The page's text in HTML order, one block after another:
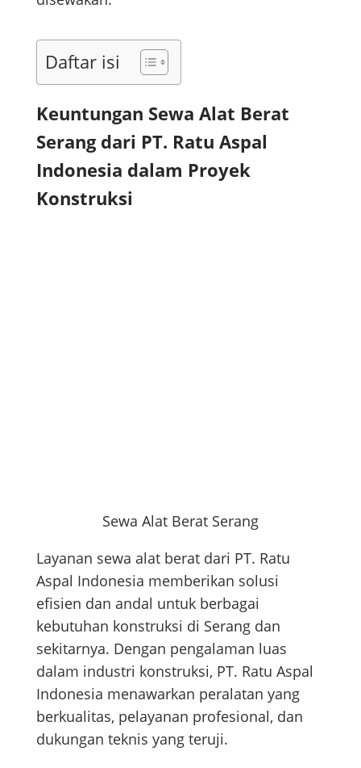
Daftar isi
Keuntungan Sewa Alat Berat
Serang dari PT. Ratu Aspal
Indonesia dalam Proyek
Konstruksi
Sewa Alat Berat Serang
Layanan sewa alat berat dari PT. Ratu
Aspal Indonesia memberikan solusi
efisien dan andal untuk berbagai
kebutuhan konstruksi di Serang dan
sekitarnya. Dengan pengalaman luas
dalam industri konstruksi, PT. Ratu Aspal
Indonesia menawarkan peralatan yang
berkualitas, pelayanan profesional, dan
dukungan teknis yang teruji.